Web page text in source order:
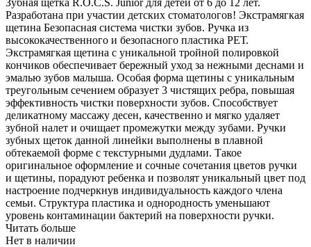
Разработана при участии детских стоматологов! Экстрамягкая
щетина Безопасная система чистки зубов. Ручка из
высококачественного и безопасного пластика PEТ.
Экстрамягкая щетина с уникальной тройной полировкой
кончиков обеспечивает бережный уход за нежными деснами и
эмалью зубов малыша. Особая форма щетины с уникальным
треугольным сечением образует 3 чистящих ребра, повышая
эффективность чистки поверхности зубов. Способствует
деликатному массажу десен, качественно и мягко удаляет
зубной налет и очищает промежутки между зубами. Ручки
зубных щеток данной линейки выполнены в плавной
обтекаемой форме c текстурными дудлами. Такое
оригинальное оформление и сочные сочетания цветов ручки
и щетины, порадуют ребенка и позволят уникальный цвет под
настроение подчеркнув индивидуальность каждого члена
семьи. Структура пластика и однородность уменьшают
уровень контаминации бактерий на поверхности ручки.
Читать больше
Нет в наличии